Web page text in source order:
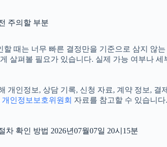
주의할 부분
때는 너무 빠른 결정만을 기준으로 삼지 않
살펴볼 필요가 있습니다. 실제 가능 여부나
개인정보, 상담 기록, 신청 자료, 계약 정보,
개인정보보호위원회 자료를 참고할 수 있습니
차 확인 방법 2026년07월07일 20시15분